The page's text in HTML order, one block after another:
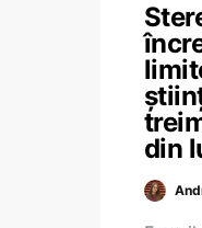
din